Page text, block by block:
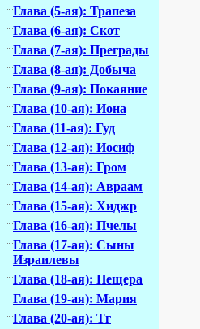
Глава (5-ая): Трапеза
Глава (6-ая): Скот
Глава (7-ая): Преграды
Глава (8-ая): Добыча
Глава (9-ая): Покаяние
Глава (10-ая): Иона
Глава (11-ая): Гуд
Глава (12-ая): Иосиф
Глава (13-ая): Гром
Глава (14-ая): Авраам
Глава (15-ая): Хиджр
Глава (16-ая): Пчелы
Глава (17-ая): Сыны
Израилевы
Глава (18-ая): Пещера
Глава (19-ая): Мария
Глава (20-ая): Тг